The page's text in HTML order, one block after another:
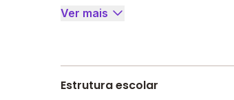
Venha mergulhar na história
Ver mais
Estrutura escolar